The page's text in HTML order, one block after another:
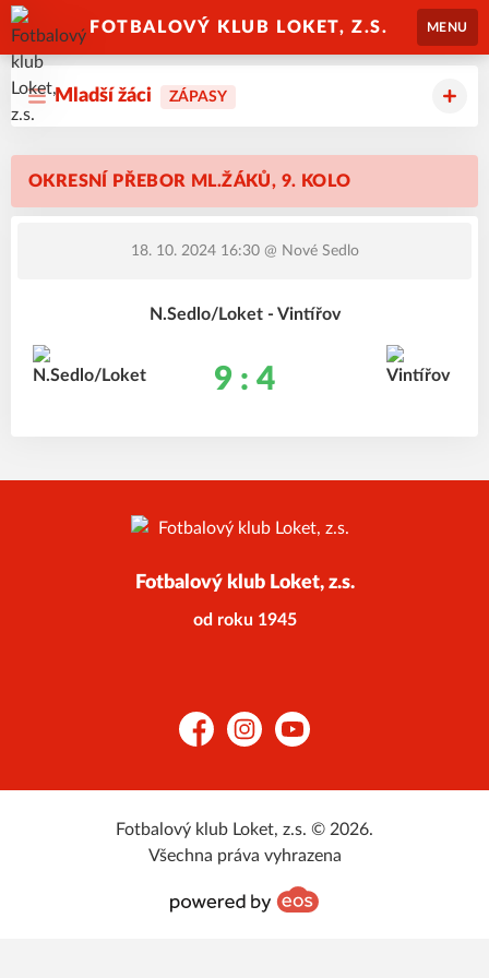
FOTBALOVÝ KLUB LOKET, Z.S. MENU
Mladší žáci ZÁPASY
OKRESNÍ PŘEBOR ML.ŽÁKŮ, 9. KOLO
18. 10. 2024 16:30@ Nové Sedlo
N.Sedlo/Loket - Vintířov
9 : 4
Fotbalový klub Loket, z.s.
od roku 1945
FacebookInstagramYouTube
Fotbalový klub Loket, z.s. © 2026.
Všechna práva vyhrazena